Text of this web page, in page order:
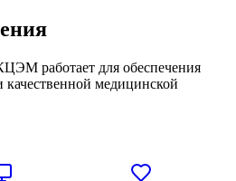
работает для обеспечения
медицинской